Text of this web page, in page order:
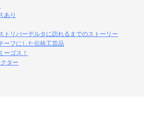
あり
リバーデルタに訪れるまでのストーリー
ーフにした伝統工芸品
ーゴス！
ター